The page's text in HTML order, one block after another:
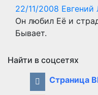
22/11/2008 Евгений
Он любил Её и
Бывает.
Найти в соцсетях
Страница